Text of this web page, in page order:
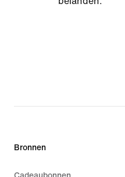
Bronnen
Cadeaubonnen